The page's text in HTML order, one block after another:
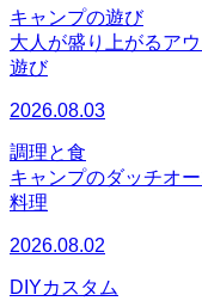
キャンプの遊び
大人が盛り上がるア
遊び
2026.08.03
調理と食
キャンプのダッチオ
料理
2026.08.02
DIYカスタム